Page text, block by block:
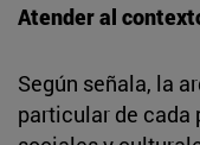
Atender al
Según señala, la
particular de cada